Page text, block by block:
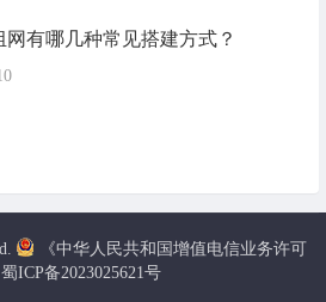
网有哪几种常见搭建方式？
《中华人民共和国增值电信业务许可
ICP备2023025621号